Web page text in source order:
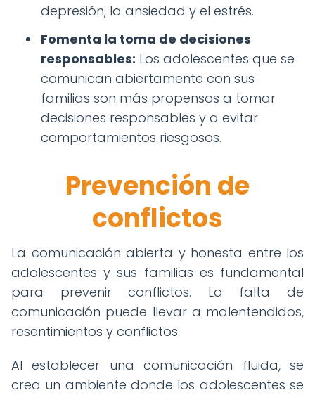
depresión, la ansiedad y el estrés.
Fomenta la toma de decisiones
responsables: Los adolescentes que se
comunican abiertamente con sus
familias son más propensos a tomar
decisiones responsables y a evitar
comportamientos riesgosos.
Prevención de
conflictos
La comunicación abierta y honesta entre los
adolescentes y sus familias es fundamental
para prevenir conflictos. La falta de
comunicación puede llevar a malentendidos,
resentimientos y conflictos.
Al establecer una comunicación fluida, se
crea un ambiente donde los adolescentes se